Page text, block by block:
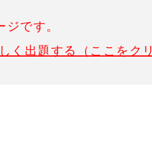
です。
く出題する（ここをク